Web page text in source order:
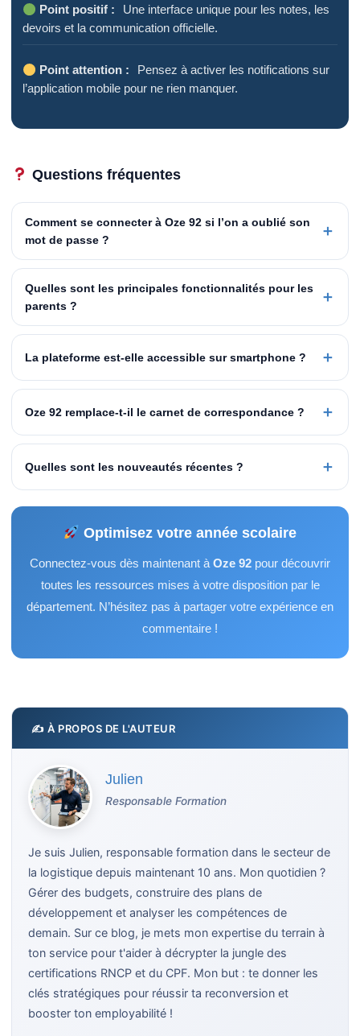
Point positif :
Une interface unique pour les notes, les
devoirs et la communication officielle.
Point attention :
Pensez à activer les notifications sur
l’application mobile pour ne rien manquer.
Questions fréquentes
Comment se connecter à Oze 92 si l’on a oublié son
mot de passe ?
＋
Quelles sont les principales fonctionnalités pour les
parents ?
＋
La plateforme est-elle accessible sur smartphone ? ＋
Oze 92 remplace-t-il le carnet de correspondance ? ＋
Quelles sont les nouveautés récentes ? ＋
Optimisez votre année scolaire
Connectez-vous dès maintenant à Oze 92 pour découvrir
toutes les ressources mises à votre disposition par le
département. N’hésitez pas à partager votre expérience en
commentaire !
✍️ À PROPOS DE L'AUTEUR
Julien
Responsable Formation
Je suis Julien, responsable formation dans le secteur de
la logistique depuis maintenant 10 ans. Mon quotidien ?
Gérer des budgets, construire des plans de
développement et analyser les compétences de
demain. Sur ce blog, je mets mon expertise du terrain à
ton service pour t'aider à décrypter la jungle des
certifications RNCP et du CPF. Mon but : te donner les
clés stratégiques pour réussir ta reconversion et
booster ton employabilité !